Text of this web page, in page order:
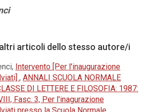
articoli dello stesso autore/i
Intervento [Per l'inaugurazione
, ANNALI SCUOLA NORMALE
DI LETTERE E FILOSOFIA: 1987:
Fasc. 3, Per l'inagurazione